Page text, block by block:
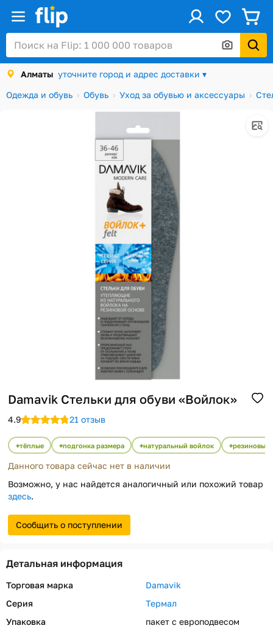
Алматы уточните город и адрес доставки ▾
Одежда и обувь
Обувь Уход за обувью и аксессуары
Damavik Стельки для обуви «Войлок»
4.9 21 отзыв
тёплые подгонка размера натуральный войлок резиновые
Данного товара сейчас нет в наличии
Возможно, у нас найдется аналогичный или похожий товар
здесь.
Сообщить о поступлении
Детальная информация
Торговая марка
Damavik
Серия
Термал
Упаковка
пакет с европодвесом
Войти / Регистрация
Каталог
Скидки и акции
История просмотров